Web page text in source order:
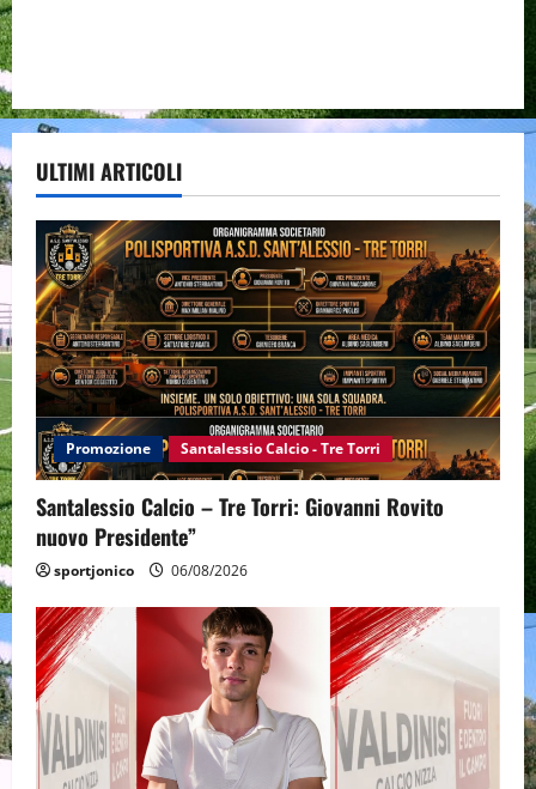
ULTIMI ARTICOLI
Promozione Santalessio Calcio - Tre Torri
Santalessio Calcio – Tre Torri: Giovanni Rovito
nuovo Presidente”
sportjonico 06/08/2026